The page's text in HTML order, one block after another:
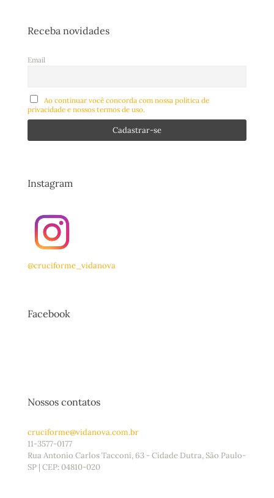
Receba novidades
Email
Ao continuar você concorda com nossa política de
privacidade e nossos termos de uso.
Instagram
@cruciforme_vidanova
Facebook
Nossos contatos
cruciforme@vidanova.com.br
11-3577-0177
Rua Antonio Carlos Tacconi, 63 - Cidade Dutra, São Paulo-
SP | CEP: 04810-020